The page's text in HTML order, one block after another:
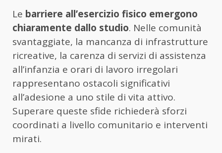
Le barriere all’esercizio fisico emergono
chiaramente dallo studio. Nelle comunità
svantaggiate, la mancanza di infrastrutture
ricreative, la carenza di servizi di assistenza
all’infanzia e orari di lavoro irregolari
rappresentano ostacoli significativi
all’adesione a uno stile di vita attivo.
Superare queste sfide richiederà sforzi
coordinati a livello comunitario e interventi
mirati.